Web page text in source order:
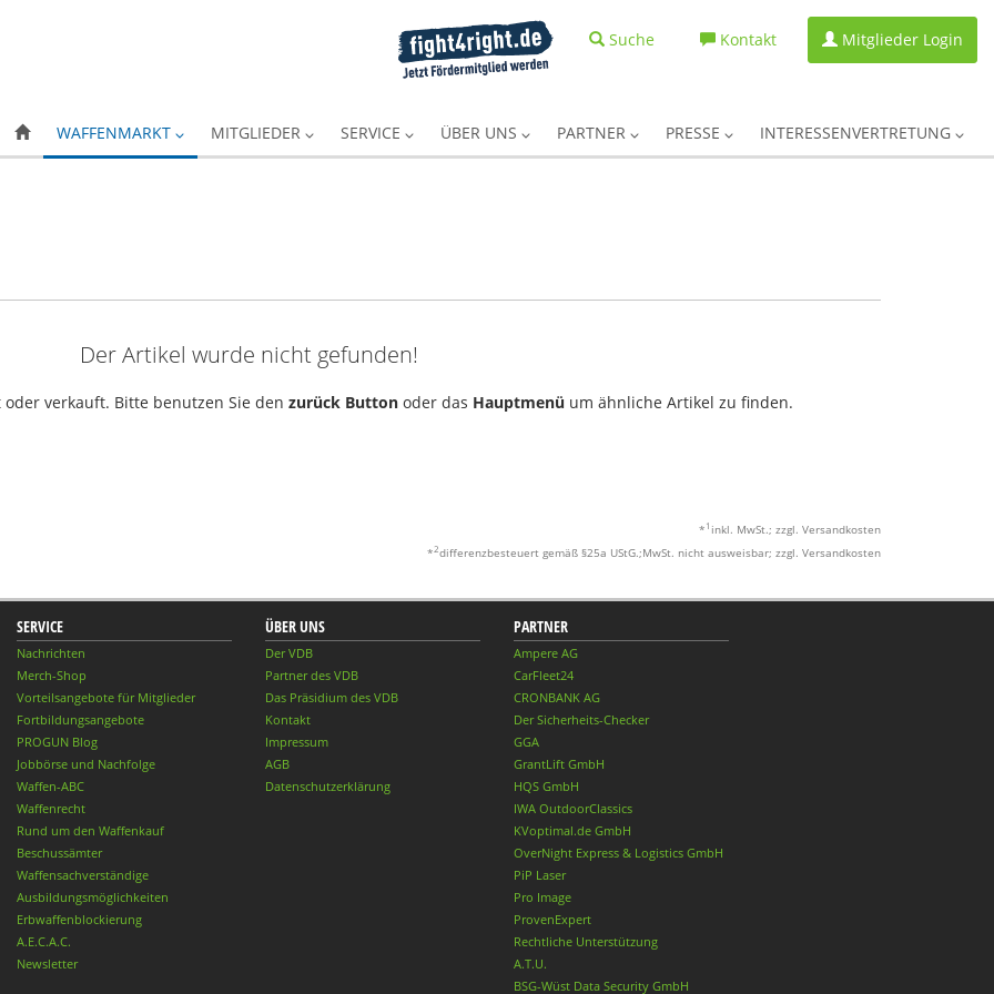
Suche Kontakt Mitglieder Login
WAFFENMARKT MITGLIEDER SERVICE ÜBER UNS PARTNER PRESSE INTERESSENVERTRETUNG
Der Artikel wurde nicht gefunden!
verkauft. Bitte benutzen Sie den zurück Button oder das Hauptmenü um ähnliche Artikel zu finden.
* 1 inkl. MwSt.; zzgl. Versandkosten
*2differenzbesteuert gemäß §25a UStG.;MwSt. nicht ausweisbar; zzgl. Versandkosten
SERVICE
Nachrichten
Merch-Shop
Vorteilsangebote für Mitglieder
Fortbildungsangebote
PROGUN Blog
Jobbörse und Nachfolge
Waffen-ABC
Waffenrecht
Rund um den Waffenkauf
Beschussämter
Waffensachverständige
Ausbildungsmöglichkeiten
Erbwaffenblockierung
A.E.C.A.C.
Newsletter
ÜBER UNS
Der VDB
Partner des VDB
Das Präsidium des VDB
Kontakt
Impressum
AGB
Datenschutzerklärung
PARTNER
Ampere AG
CarFleet24
CRONBANK AG
Der Sicherheits-Checker
GGA
GrantLift GmbH
HQS GmbH
IWA OutdoorClassics
KVoptimal.de GmbH
OverNight Express & Logistics GmbH
PiP Laser
Pro Image
ProvenExpert
Rechtliche Unterstützung
A.T.U.
BSG-Wüst Data Security GmbH